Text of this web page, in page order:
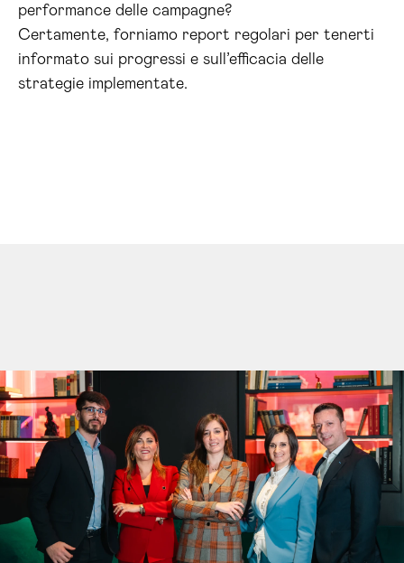
performance delle campagne?
Certamente, forniamo report regolari per tenerti
informato sui progressi e sull’efficacia delle
strategie implementate.